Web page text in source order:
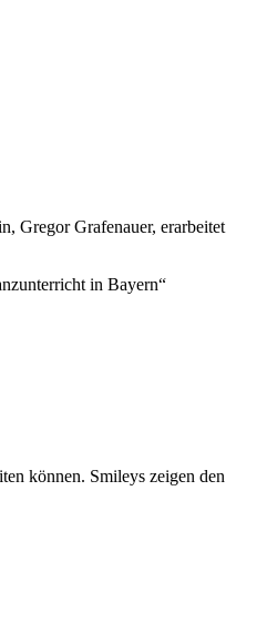
Gregor Grafenauer, erarbeitet
in Bayern“
können. Smileys zeigen den